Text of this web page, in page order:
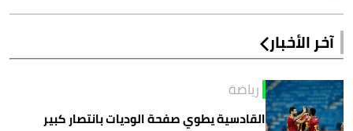
آخر الأخبار
رياضة
القادسية يطوي صفحة الوديات بانتصار كبير